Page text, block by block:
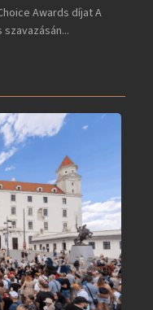
Awards díjat A